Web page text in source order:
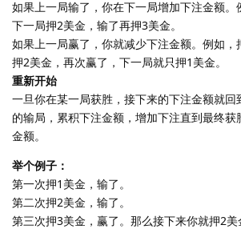
如果上一局输了，你在下一局增加下注金额。
下一局押2美金，输了再押3美金。
如果上一局赢了，你就减少下注金额。例如，
押2美金，再次赢了，下一局就只押1美金。
重新开始
一旦你在某一局获胜，接下来的下注金额就
的输局，累积下注金额，增加下注直到最终
金额。
举个例子：
第一次押1美金，输了。
第二次押2美金，输了。
第三次押3美金，赢了。那么接下来你就押2美